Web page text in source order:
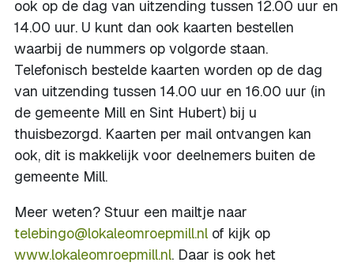
ook op de dag van uitzending tussen 12.00 uur en
14.00 uur. U kunt dan ook kaarten bestellen
waarbij de nummers op volgorde staan.
Telefonisch bestelde kaarten worden op de dag
van uitzending tussen 14.00 uur en 16.00 uur (in
de gemeente Mill en Sint Hubert) bij u
thuisbezorgd. Kaarten per mail ontvangen kan
ook, dit is makkelijk voor deelnemers buiten de
gemeente Mill.
Meer weten? Stuur een mailtje naar
telebingo@lokaleomroepmill.nl of kijk op
www.lokaleomroepmill.nl. Daar is ook het